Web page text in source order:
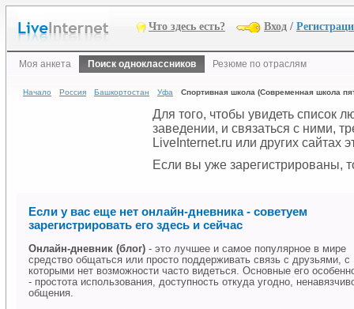
Что здесь есть? Вход /
Моя анкета Поиск одноклассников Резюме по отраслям
Начало Россия Башкортостан Уфа Спортивная школа (Современная школа
Для того, чтобы увидеть список
заведении, и связаться с ними,
LiveInternet.ru или других сайтах
Если вы уже зарегистрированы,
Если у вас еще нет онлайн-дневника - советуем
зарегистрировать его здесь и сейчас
Онлайн-дневник (блог) - это лучшее и самое популярное в мире
средство общаться или просто поддерживать связь с друзьями, с
которыми нет возможности часто видеться. Основные его
- простота использования, доступность откуда угодно,
общения.